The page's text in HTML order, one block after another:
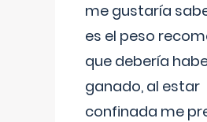
me gustaría
es el peso
que debería
ganado, al estar
confinada me